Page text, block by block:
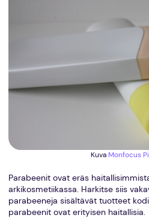
Kuva Monfocus
Parabeenit ovat eräs
arkikosmetiikassa. Harkitse siis
parabeeneja sisältävät tuotteet
parabeenit ovat erityisen haitallisia.